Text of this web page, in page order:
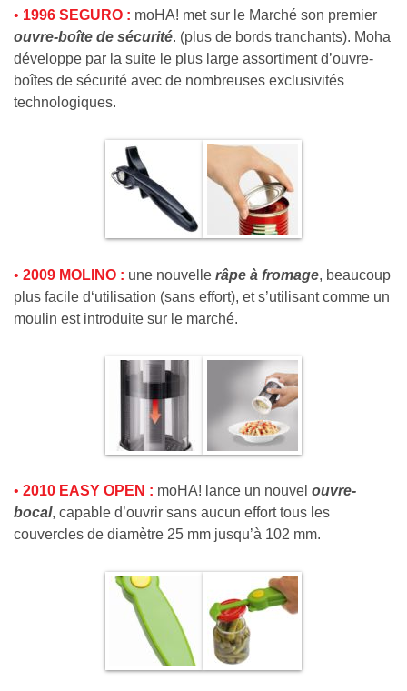
• 1996 SEGURO : moHA! met sur le Marché son premier
ouvre-boîte de sécurité. (plus de bords tranchants). Moha
développe par la suite le plus large assortiment d’ouvre-
boîtes de sécurité avec de nombreuses exclusivités
technologiques.
• 2009 MOLINO : une nouvelle râpe à fromage, beaucoup
plus facile d‘utilisation (sans effort), et s’utilisant comme un
moulin est introduite sur le marché.
• 2010 EASY OPEN : moHA! lance un nouvel ouvre-
bocal, capable d’ouvrir sans aucun effort tous les
couvercles de diamètre 25 mm jusqu’à 102 mm.